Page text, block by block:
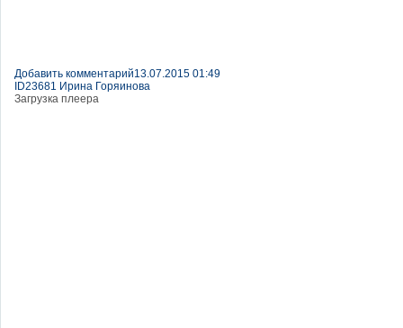
Добавить комментарий13.07.2015 01:49
ID23681 Ирина Горяинова
Загрузка плеера